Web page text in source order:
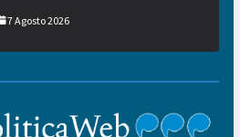
7 Agosto 2026